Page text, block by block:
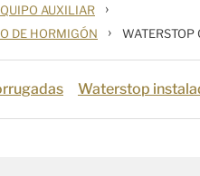
AUXILIAR ›
DE HORMIGÓN › WATERSTOP
Waterstop